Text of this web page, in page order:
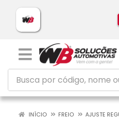
INÍCIO FREIO
AJUSTE